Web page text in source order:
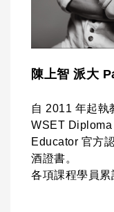
陳上智 派大
自 2011 年起執
WSET
Educator 官方
酒證書。
各項課程學員累